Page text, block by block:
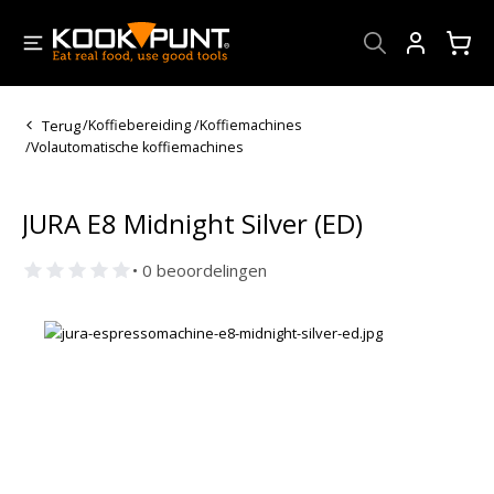
Terug/Koffiebereiding/Koffiemachines
/Volautomatische koffiemachines
JURA E8 Midnight Silver (ED)
• 0 beoordelingen